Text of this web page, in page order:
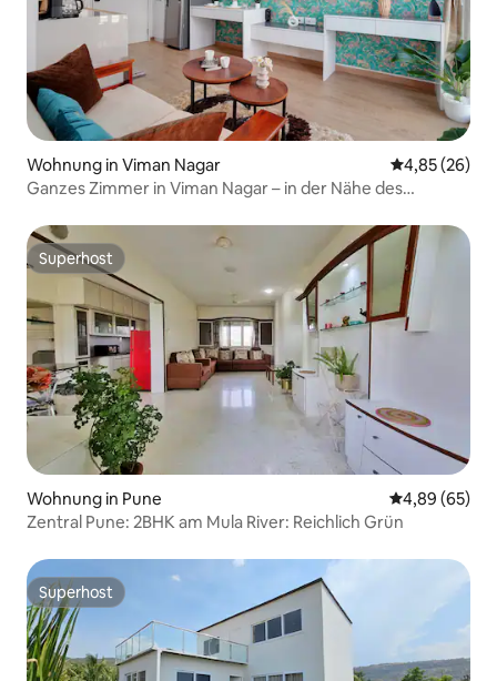
Wohnung in Viman Nagar
4,85 (26)
Ganzes Zimmer in Viman Nagar – in der Nähe des
Superhost
Superhost
Wohnung in Pune
4,89 (65)
Zentral Pune: 2BHK am Mula River: Reichlich Grün
Superhost
Superhost